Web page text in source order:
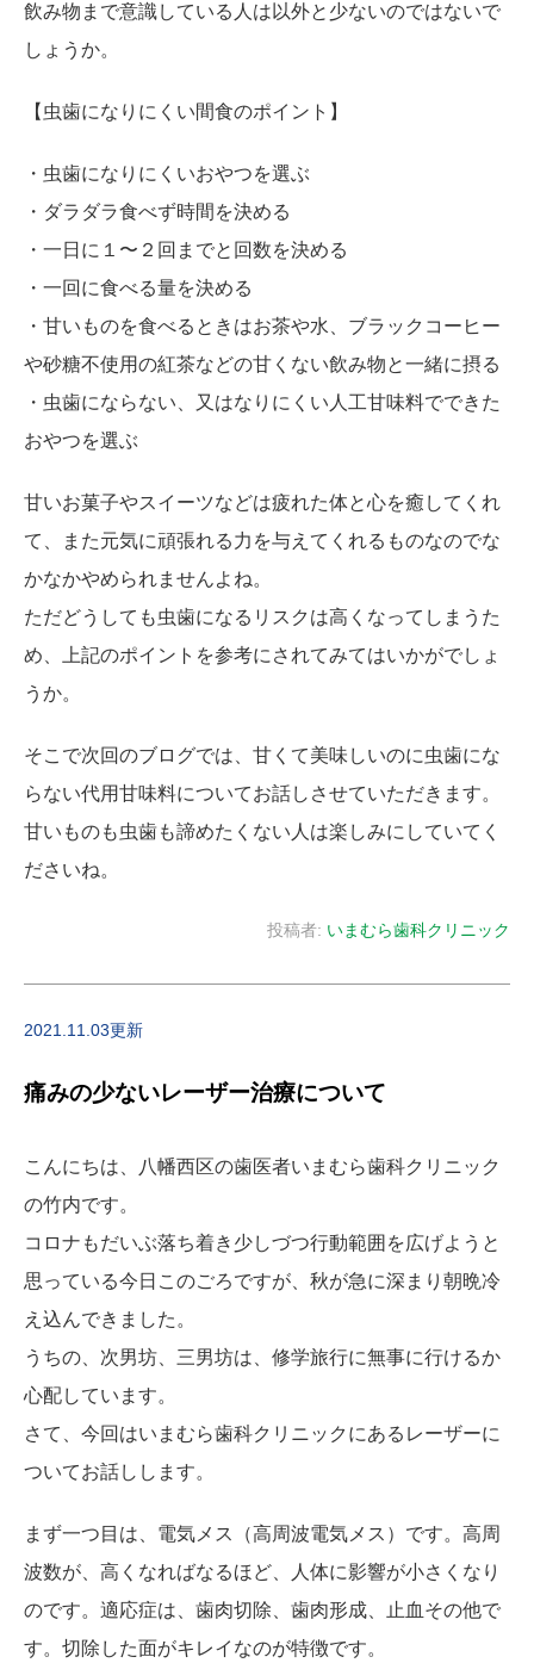
飲み物まで意識している人は以外と少ないのではないで
しょうか。
【虫歯になりにくい間食のポイント】
・虫歯になりにくいおやつを選ぶ
・ダラダラ食べず時間を決める
・一日に１〜２回までと回数を決める
・一回に食べる量を決める
・甘いものを食べるときはお茶や水、ブラックコーヒー
や砂糖不使用の紅茶などの甘くない飲み物と一緒に摂る
・虫歯にならない、又はなりにくい人工甘味料でできた
おやつを選ぶ
甘いお菓子やスイーツなどは疲れた体と心を癒してくれ
て、また元気に頑張れる力を与えてくれるものなのでな
かなかやめられませんよね。
ただどうしても虫歯になるリスクは高くなってしまうた
め、上記のポイントを参考にされてみてはいかがでしょ
うか。
そこで次回のブログでは、甘くて美味しいのに虫歯にな
らない代用甘味料についてお話しさせていただきます。
甘いものも虫歯も諦めたくない人は楽しみにしていてく
ださいね。
投稿者: いまむら歯科クリニック
2021.11.03更新
痛みの少ないレーザー治療について
こんにちは、八幡西区の歯医者いまむら歯科クリニック
の竹内です。
コロナもだいぶ落ち着き少しづつ行動範囲を広げようと
思っている今日このごろですが、秋が急に深まり朝晩冷
え込んできました。
うちの、次男坊、三男坊は、修学旅行に無事に行けるか
心配しています。
さて、今回はいまむら歯科クリニックにあるレーザーに
ついてお話しします。
まず一つ目は、電気メス（高周波電気メス）です。高周
波数が、高くなればなるほど、人体に影響が小さくなり
のです。適応症は、歯肉切除、歯肉形成、止血その他で
す。切除した面がキレイなのが特徴です。